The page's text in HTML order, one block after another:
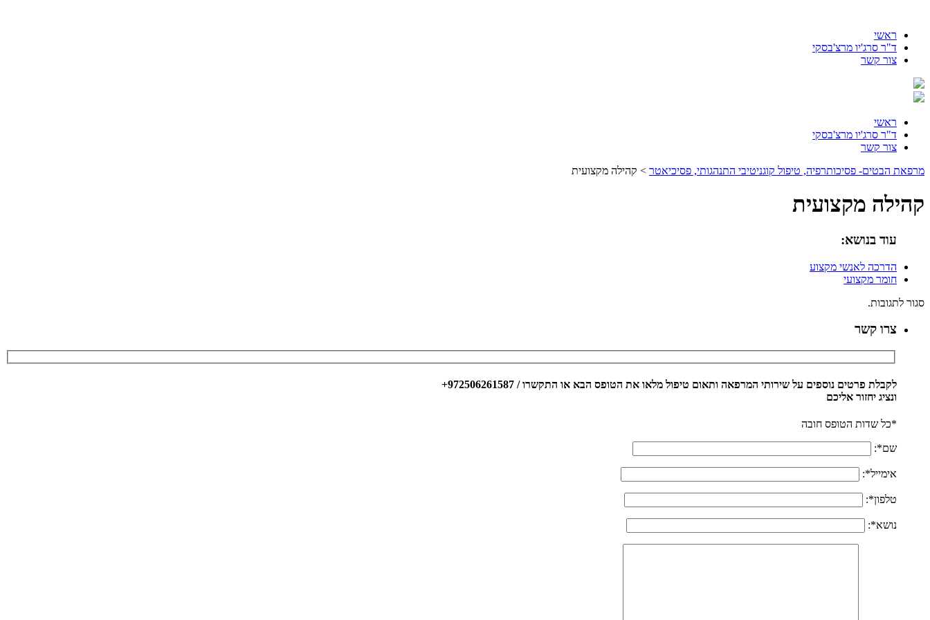
ראשי
ד"ר סרג'יו מרצ'בסקי
צור קשר
לדלג
לתוכן
ראשי
ד"ר סרג'יו מרצ'בסקי
צור קשר
מרפאת הבטים- פסיכותרפיה, טיפול קוגניטיבי התנהגותי, פסיכיאטר > קהילה מקצועית
קהילה מקצועית
עוד בנושא:
הדרכה לאנשי מקצוע
חומר מקצועי
סגור לתגובות.
צרו קשר
לקבלת פרטים נוספים על שירותי המרפאה ותאום טיפול מלאו את הטופס הבא או התקשרו / 972506261587+
ונציג יחזור אליכם
*כל שדות הטופס חובה
שם*:
אימייל*:
טלפון*:
נושא*: